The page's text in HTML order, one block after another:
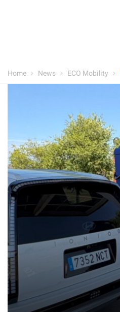
Home News ECO Mobility